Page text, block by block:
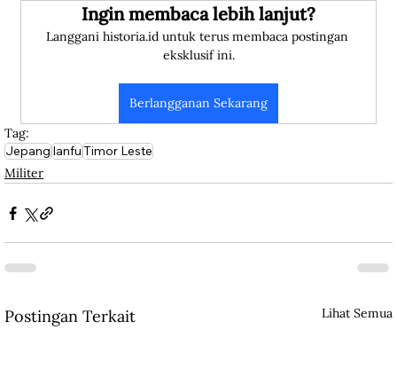
Ingin membaca lebih lanjut?
Langgani historia.id untuk terus membaca postingan
eksklusif ini.
Berlangganan Sekarang
Tag:
JepangIanfuTimor Leste
Militer
Postingan Terkait Lihat Semua